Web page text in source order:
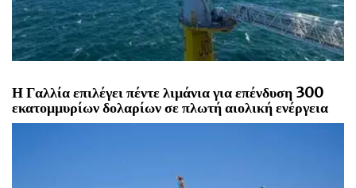
Η Γαλλία επιλέγει πέντε λιμάνια για επένδυση 300
εκατομμυρίων δολαρίων σε πλωτή αιολική ενέργεια